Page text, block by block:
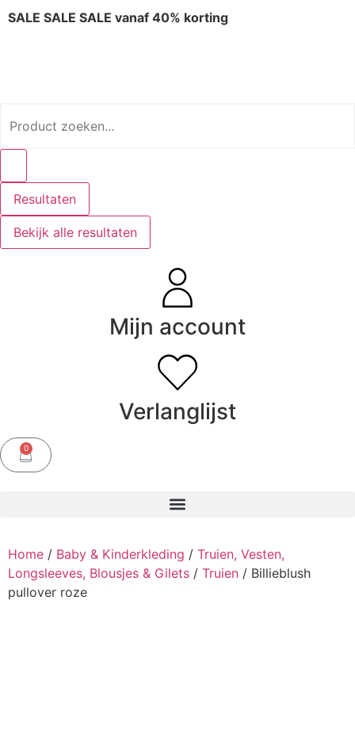
SALE SALE SALE vanaf 40% korting
Resultaten
Bekijk alle resultaten
Mijn account
Verlanglijst
0
Home / Baby & Kinderkleding / Truien, Vesten,
Longsleeves, Blousjes & Gilets / Truien / Billieblush
pullover roze